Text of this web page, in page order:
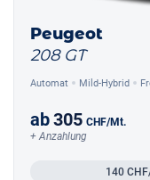
Peugeot
208 GT
Automat Mild-Hybrid
ab305 CHF/Mt.
+ Anzahlung
140